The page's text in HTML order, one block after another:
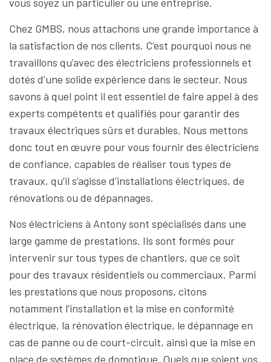
Chez GMBS, nous attachons une grande importance à
la satisfaction de nos clients. C’est pourquoi nous ne
travaillons qu’avec des électriciens professionnels et
dotés d’une solide expérience dans le secteur. Nous
savons à quel point il est essentiel de faire appel à des
experts compétents et qualifiés pour garantir des
travaux électriques sûrs et durables. Nous mettons
donc tout en œuvre pour vous fournir des électriciens
de confiance, capables de réaliser tous types de
travaux, qu’il s’agisse d’installations électriques, de
rénovations ou de dépannages.
Nos électriciens à Antony sont spécialisés dans une
large gamme de prestations. Ils sont formés pour
intervenir sur tous types de chantiers, que ce soit
pour des travaux résidentiels ou commerciaux. Parmi
les prestations que nous proposons, citons
notamment l’installation et la mise en conformité
électrique, la rénovation électrique, le dépannage en
cas de panne ou de court-circuit, ainsi que la mise en
place de systèmes de domotique. Quels que soient vos